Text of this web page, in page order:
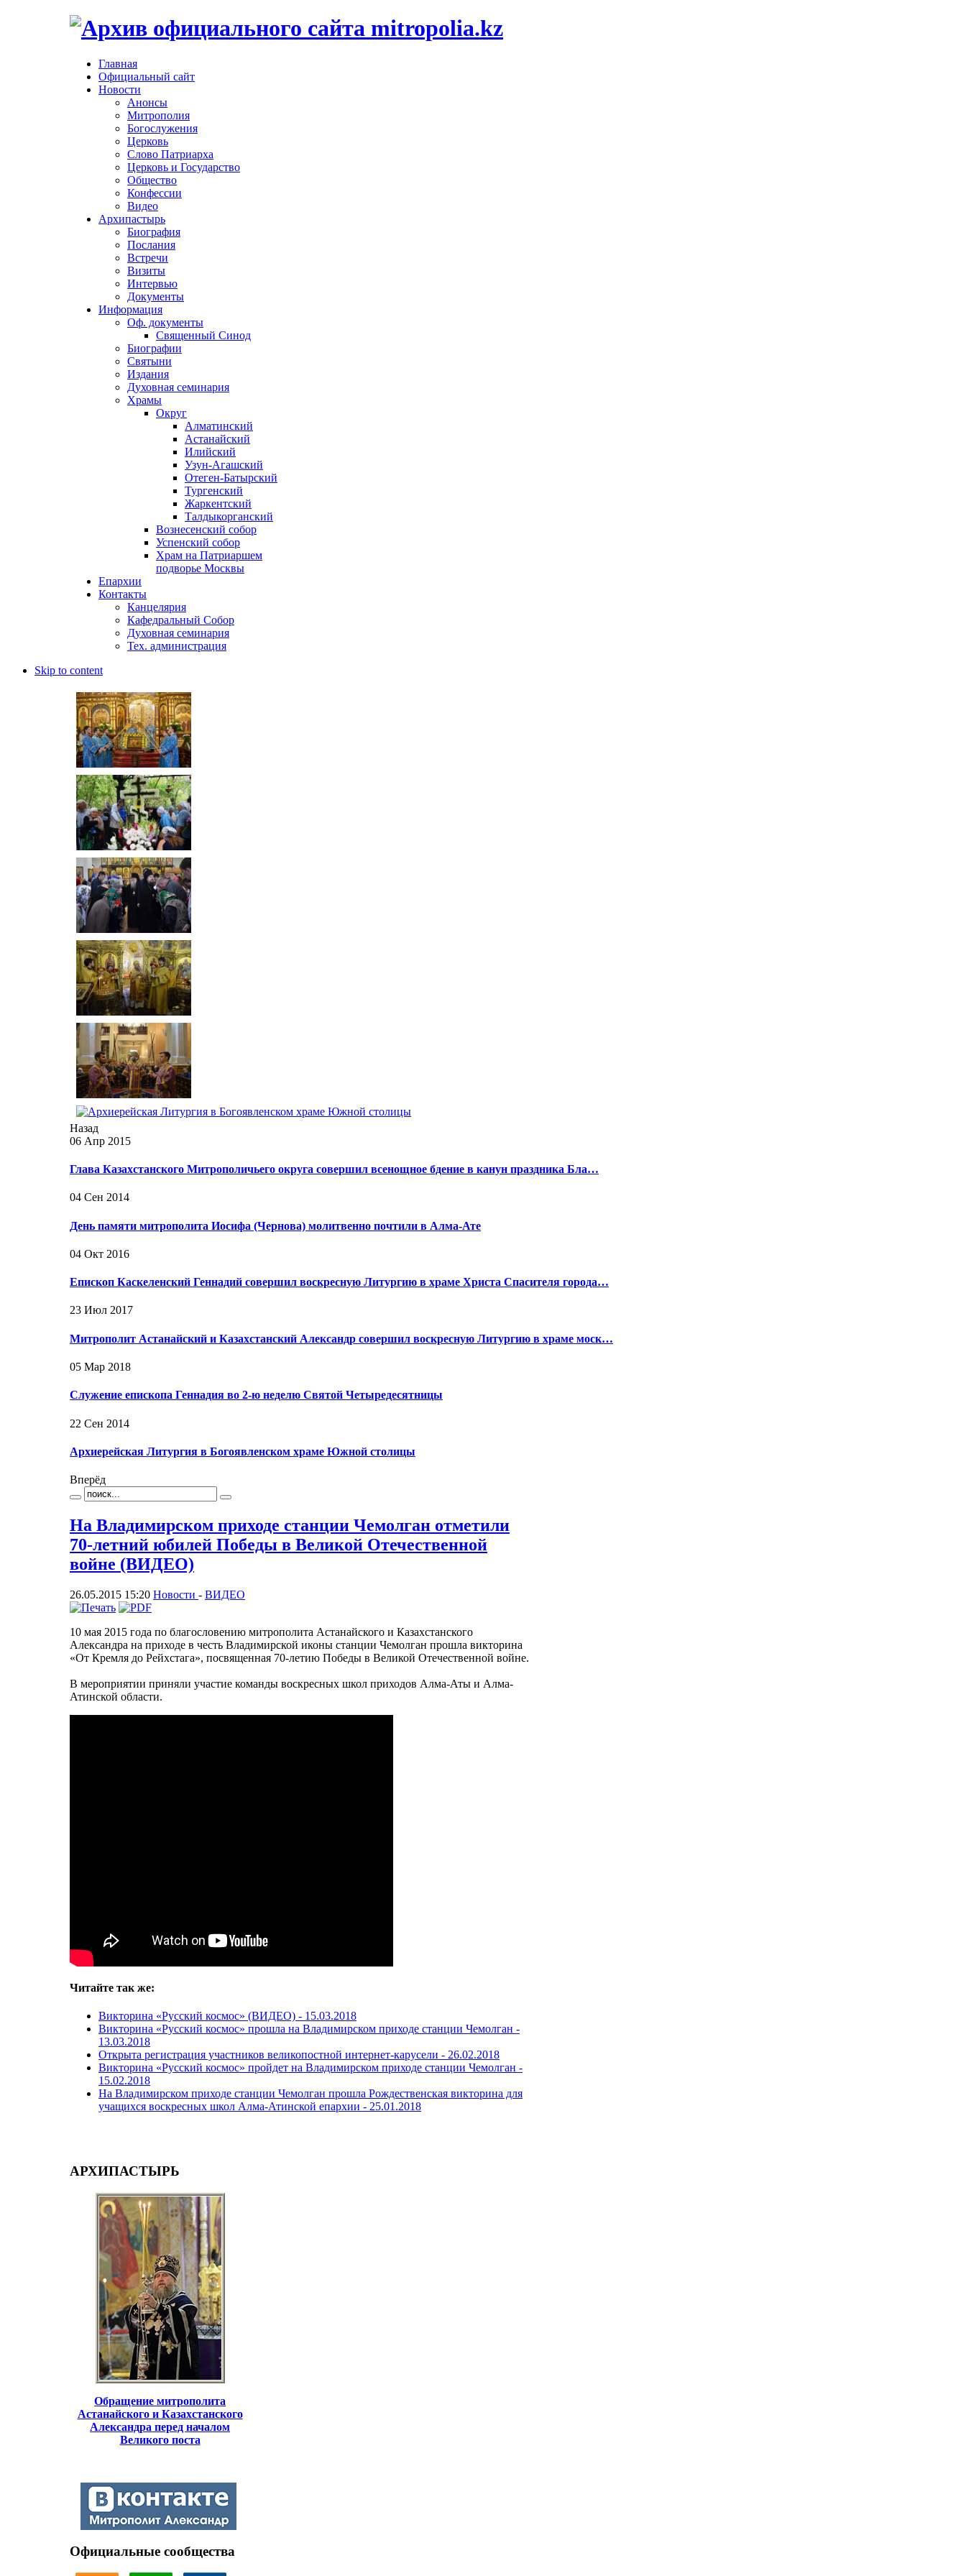
Главная
Официальный сайт
Новости
Анонсы
Митрополия
Богослужения
Церковь
Слово Патриарха
Церковь и Государство
Общество
Конфессии
Видео
Архипастырь
Биография
Послания
Встречи
Визиты
Интервью
Документы
Информация
Оф. документы
Священный Синод
Биографии
Святыни
Издания
Духовная семинария
Храмы
Округ
Алматинский
Астанайский
Илийский
Узун-Агашский
Отеген-Батырский
Тургенский
Жаркентский
Талдыкорганский
Вознесенский собор
Успенский собор
Храм на Патриаршем
подворье Москвы
Епархии
Контакты
Канцелярия
Кафедральный Собор
Духовная семинария
Тех. администрация
Skip to content
Назад
06 Апр 2015
Глава Казахстанского Митрополичьего округа совершил всенощное бдение в канун праздника Бла…
04 Сен 2014
День памяти митрополита Иосифа (Чернова) молитвенно почтили в Алма-Ате
04 Окт 2016
Епископ Каскеленский Геннадий совершил воскресную Литургию в храме Христа Спасителя города…
23 Июл 2017
Митрополит Астанайский и Казахстанский Александр совершил воскресную Литургию в храме моск…
05 Мар 2018
Служение епископа Геннадия во 2-ю неделю Святой Четыредесятницы
22 Сен 2014
Архиерейская Литургия в Богоявленском храме Южной столицы
Вперёд
На Владимирском приходе станции Чемолган отметили
70-летний юбилей Победы в Великой Отечественной
войне (ВИДЕО)
26.05.2015 15:20 Новости - ВИДЕО
10 мая 2015 года по благословению митрополита Астанайского и Казахстанского
Александра на приходе в честь Владимирской иконы станции Чемолган прошла викторина
«От Кремля до Рейхстага», посвященная 70-летию Победы в Великой Отечественной войне.
В мероприятии приняли участие команды воскресных школ приходов Алма-Аты и Алма-
Атинской области.
Читайте так же:
Викторина «Русский космос» (ВИДЕО) - 15.03.2018
Викторина «Русский космос» прошла на Владимирском приходе станции Чемолган -
13.03.2018
Открыта регистрация участников великопостной интернет-карусели - 26.02.2018
Викторина «Русский космос» пройдет на Владимирском приходе станции Чемолган -
15.02.2018
На Владимирском приходе станции Чемолган прошла Рождественская викторина для
учащихся воскресных школ Алма-Атинской епархии - 25.01.2018
АРХИПАСТЫРЬ
Обращение митрополита
Астанайского и Казахстанского
Александра перед началом
Великого поста
Официальные сообщества